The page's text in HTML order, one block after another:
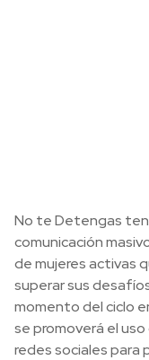
No te Detengas
comunicación
de mujeres activas
superar sus
momento del ciclo
se promoverá el
redes sociales para